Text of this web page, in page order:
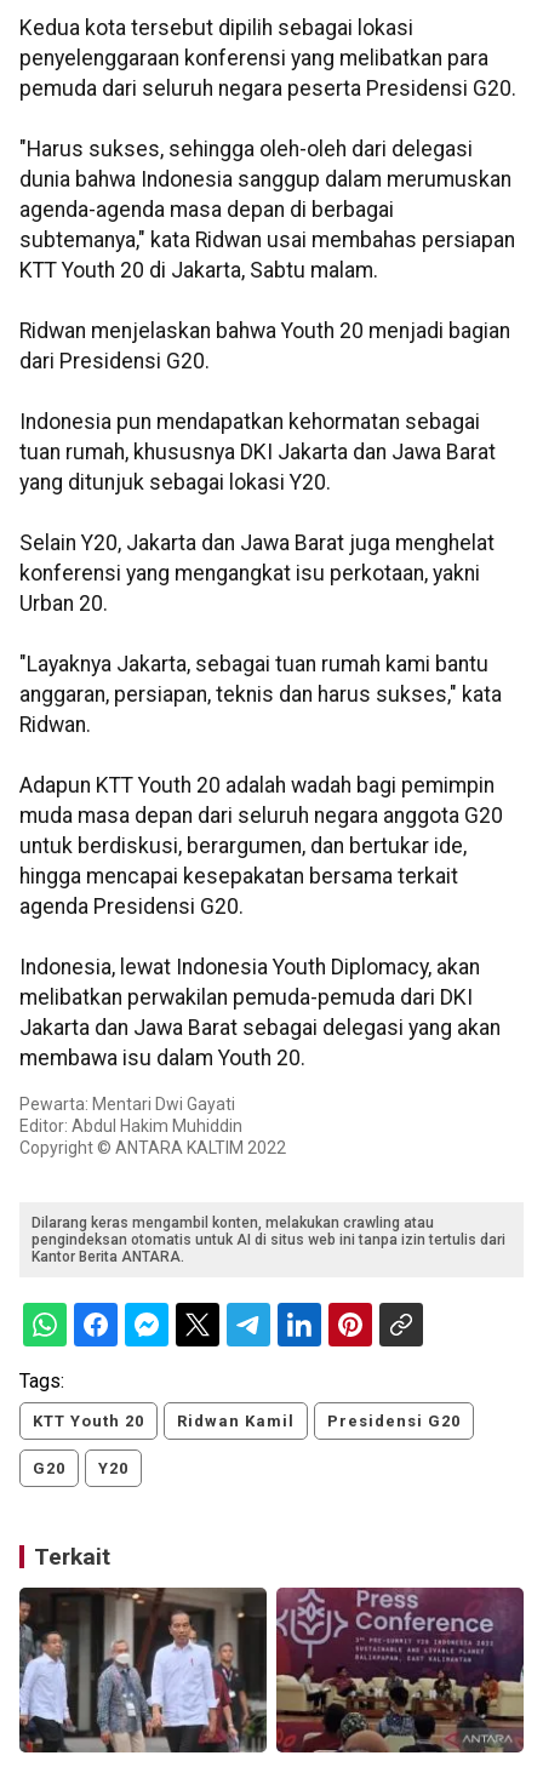
Kedua kota tersebut dipilih sebagai lokasi
penyelenggaraan konferensi yang melibatkan para
pemuda dari seluruh negara peserta Presidensi G20.
"Harus sukses, sehingga oleh-oleh dari delegasi
dunia bahwa Indonesia sanggup dalam merumuskan
agenda-agenda masa depan di berbagai
subtemanya," kata Ridwan usai membahas persiapan
KTT Youth 20 di Jakarta, Sabtu malam.
Ridwan menjelaskan bahwa Youth 20 menjadi bagian
dari Presidensi G20.
Indonesia pun mendapatkan kehormatan sebagai
tuan rumah, khususnya DKI Jakarta dan Jawa Barat
yang ditunjuk sebagai lokasi Y20.
Selain Y20, Jakarta dan Jawa Barat juga menghelat
konferensi yang mengangkat isu perkotaan, yakni
Urban 20.
"Layaknya Jakarta, sebagai tuan rumah kami bantu
anggaran, persiapan, teknis dan harus sukses," kata
Ridwan.
Adapun KTT Youth 20 adalah wadah bagi pemimpin
muda masa depan dari seluruh negara anggota G20
untuk berdiskusi, berargumen, dan bertukar ide,
hingga mencapai kesepakatan bersama terkait
agenda Presidensi G20.
Indonesia, lewat Indonesia Youth Diplomacy, akan
melibatkan perwakilan pemuda-pemuda dari DKI
Jakarta dan Jawa Barat sebagai delegasi yang akan
membawa isu dalam Youth 20.
Pewarta: Mentari Dwi Gayati
Editor: Abdul Hakim Muhiddin
Copyright © ANTARA KALTIM 2022
Dilarang keras mengambil konten, melakukan crawling atau
pengindeksan otomatis untuk AI di situs web ini tanpa izin tertulis dari
Kantor Berita ANTARA.
Tags:
KTT Youth 20 Ridwan Kamil Presidensi G20
G20 Y20
Terkait